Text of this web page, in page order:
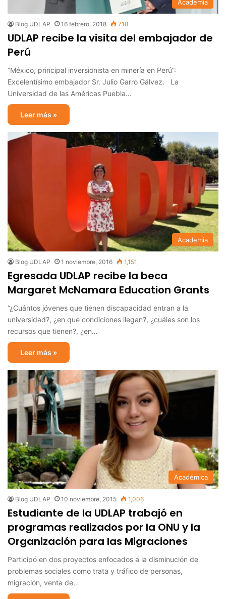
Academia
Blog UDLAP 16 febrero, 2018 718
UDLAP recibe la visita del embajador de
Perú
“México, principal inversionista en minería en Perú”:
Excelentísimo embajador Sr. Julio Garro Gálvez. La
Universidad de las Américas Puebla…
Leer más »
Academia
Blog UDLAP 1 noviembre, 2016 1,151
Egresada UDLAP recibe la beca
Margaret McNamara Education Grants
“¿Cuántos jóvenes que tienen discapacidad entran a la
universidad?, ¿en qué condiciones llegan?, ¿cuáles son los
recursos que tienen?, ¿en…
Leer más »
Académica
Blog UDLAP 10 noviembre, 2015 1,006
Estudiante de la UDLAP trabajó en
programas realizados por la ONU y la
Organización para las Migraciones
Participó en dos proyectos enfocados a la disminución de
problemas sociales como trata y tráfico de personas,
migración, venta de…